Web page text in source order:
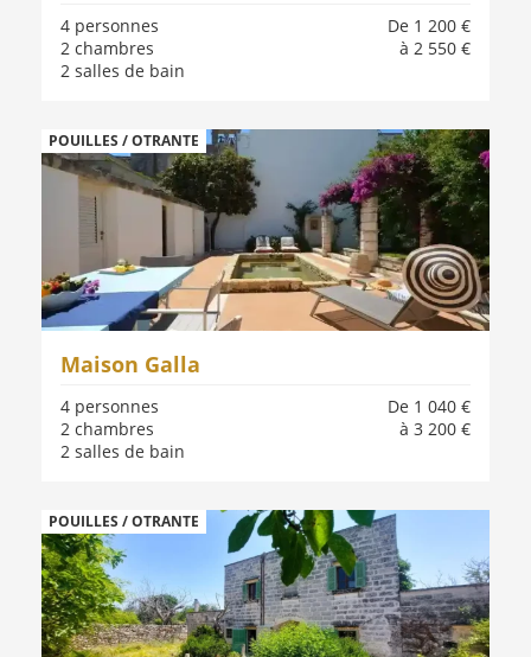
De 1 200 €
à 2 550 €
4 personnes
2 chambres
2 salles de bain
POUILLES / OTRANTE
Maison Galla
De 1 040 €
à 3 200 €
4 personnes
2 chambres
2 salles de bain
POUILLES / OTRANTE